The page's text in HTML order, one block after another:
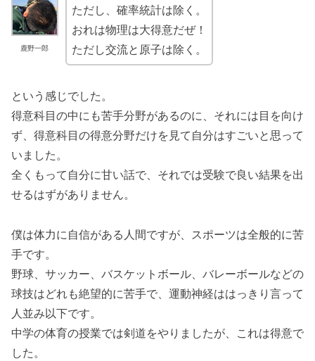
鹿野一郎
ただし、確率統計は除く。
おれは物理は大得意だぜ！
ただし交流と原子は除く。
という感じでした。
得意科目の中にも苦手分野があるのに、それには目を向け
ず、得意科目の得意分野だけを見て自分はすごいと思って
いました。
全くもって自分に甘い話で、それでは受験で良い結果を出
せるはずがありません。
僕は体力に自信がある人間ですが、スポーツは全般的に苦
手です。
野球、サッカー、バスケットボール、バレーボールなどの
球技はどれも絶望的に苦手で、運動神経ははっきり言って
人並み以下です。
中学の体育の授業では剣道をやりましたが、これは得意で
した。